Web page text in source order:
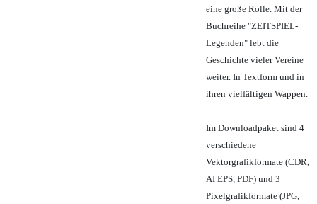
eine große Rolle. Mit der
Buchreihe "ZEITSPIEL-
Legenden" lebt die
Geschichte vieler Vereine
weiter. In Textform und in
ihren vielfältigen Wappen.
Im Downloadpaket sind 4
verschiedene
Vektorgrafikformate (CDR,
AI EPS, PDF) und 3
Pixelgrafikformate (JPG,